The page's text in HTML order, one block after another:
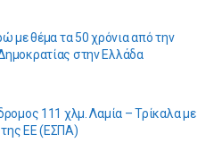
με θέμα τα 50 χρόνια από την
στην Ελλάδα
111 χλμ. Λαμία – Τρίκαλα με
ΕE (ΕΣΠΑ)